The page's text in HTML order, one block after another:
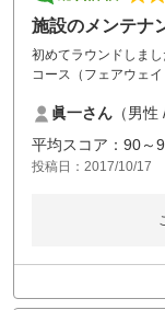
施設のメンテナ
初めてラウンドしまし
コース（フェアウェ
ース内のトイレが和
眞一さん （男性
平均スコア：90～
投稿日：2017/10/17